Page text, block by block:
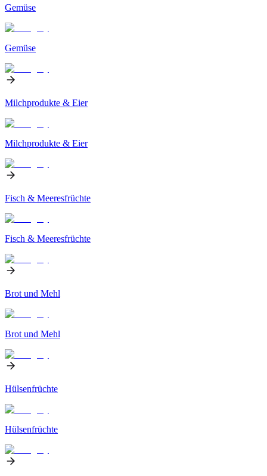
Gemüse
Gemüse
Milchprodukte & Eier
Milchprodukte & Eier
Fisch & Meeresfrüchte
Fisch & Meeresfrüchte
Brot und Mehl
Brot und Mehl
Hülsenfrüchte
Hülsenfrüchte